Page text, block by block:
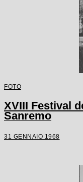
FOTO
XVIII Festival
Sanremo
31 GENNAIO 1968